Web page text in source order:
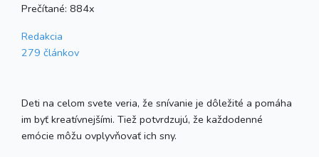
Prečítané: 884x
Redakcia
279 článkov
Deti na celom svete veria, že snívanie je dôležité a pomáha
im byť kreatívnejšími. Tiež potvrdzujú, že každodenné
emócie môžu ovplyvňovať ich sny.